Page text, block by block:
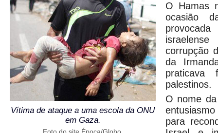
Vítima de ataque a uma escola da ONU
em Gaza.
O Hamas
ocasião
corrupção
da
praticava
palestinos.
O nome
para